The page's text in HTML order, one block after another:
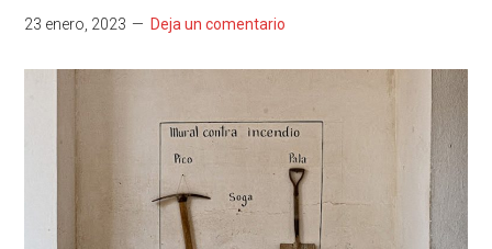
23 enero, 2023 Deja un comentario